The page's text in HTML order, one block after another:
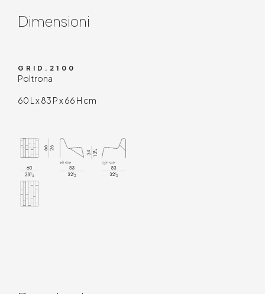
Dimensioni
GRID.2100
Poltrona
60 L x 83 P x 66 H cm